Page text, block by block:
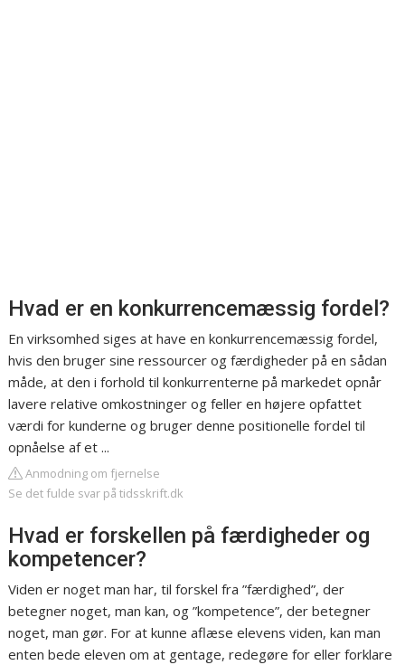
Hvad er en konkurrencemæssig fordel?
En virksomhed siges at have en konkurrencemæssig fordel,
hvis den bruger sine ressourcer og færdigheder på en sådan
måde, at den i forhold til konkurrenterne på markedet opnår
lavere relative omkostninger og feller en højere opfattet
værdi for kunderne og bruger denne positionelle fordel til
opnåelse af et ...
Anmodning om fjernelse
Se det fulde svar på tidsskrift.dk
Hvad er forskellen på færdigheder og
kompetencer?
Viden er noget man har, til forskel fra ”færdighed”, der
betegner noget, man kan, og ”kompetence”, der betegner
noget, man gør. For at kunne aflæse elevens viden, kan man
enten bede eleven om at gentage, redegøre for eller forklare